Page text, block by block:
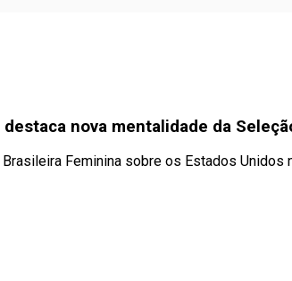
nova mentalidade da
Feminina sobre os Estados Unidos